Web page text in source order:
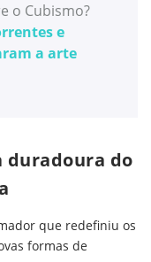
o Cubismo?
e
a arte
duradoura do
que redefiniu os
formas de